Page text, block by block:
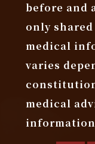
before and
only
medical
varies
medical